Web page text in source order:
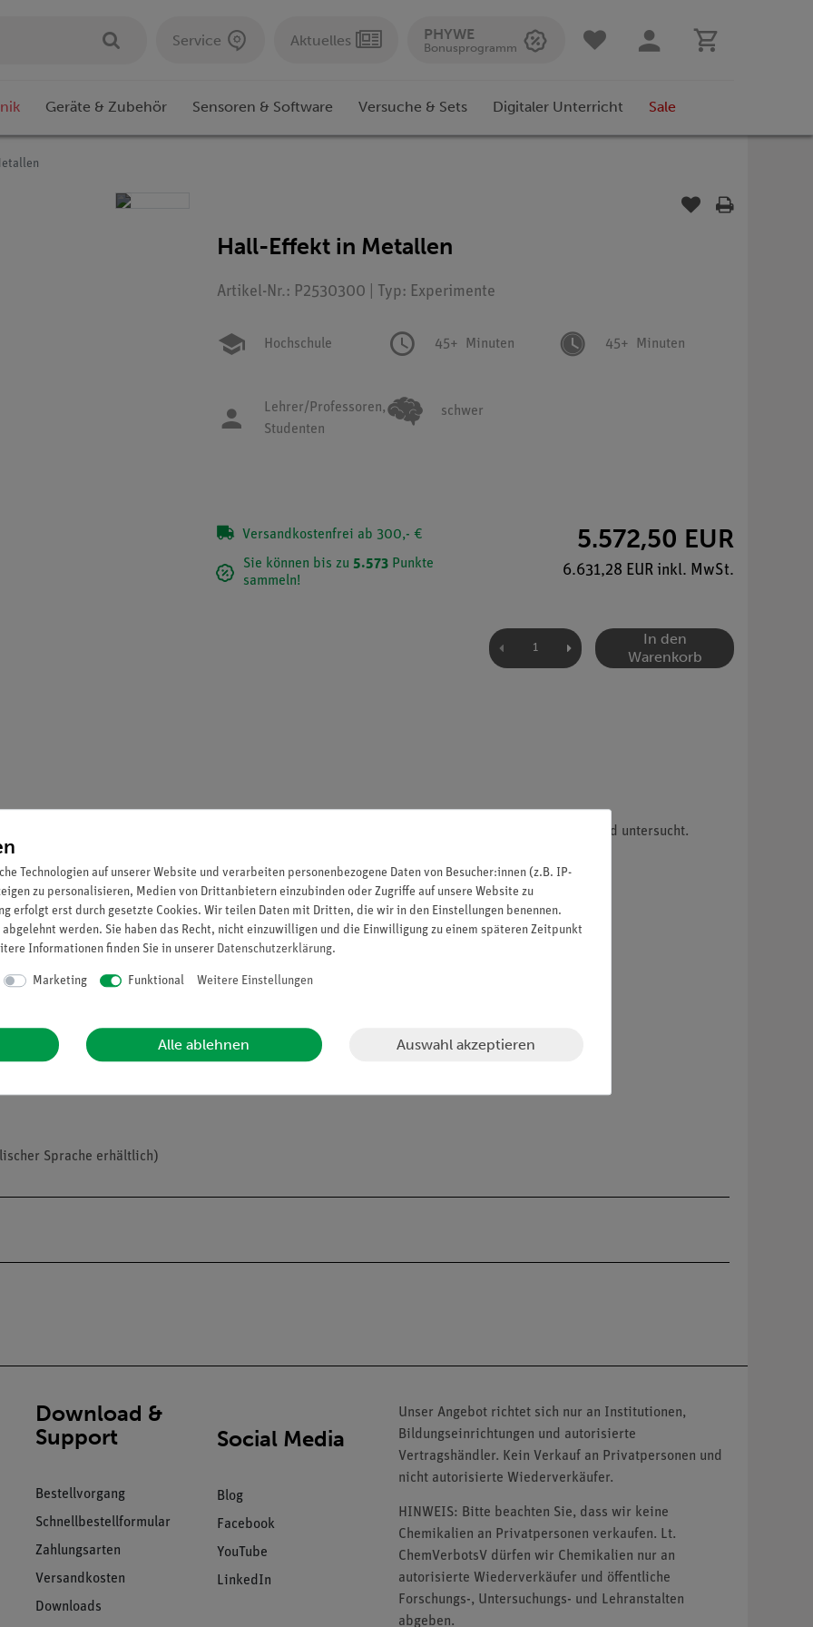
Service Aktuelles PHYWE
Bonusprogramm
Geräte & Zubehör Sensoren & Software Versuche & Sets Digitaler Unterricht Sale
Hall-Effekt in Metallen
Artikel-Nr.: P2530300 | Typ: Experimente
Hochschule 45+ Minuten 45+ Minuten
Lehrer/Professoren,
Studenten
schwer
Versandkostenfrei ab 300,- €
Sie können bis zu 5.573 Punkte
sammeln!
5.572,50 EUR
6.631,28 EUR inkl. MwSt.
In den
Warenkorb
untersucht und der Hall-Koeffizient bestimmt. Der Effekt von Temperatur auf die Hallspannung wird untersucht.
wird gemessen
Stroms und der magnetischen Induktion bestimmt.
auf die Hallspannung untersucht.
Sprache erhältlich)
Download &
Support
Bestellvorgang
Schnellbestellformular
Zahlungsarten
Versandkosten
Downloads
Social Media
Blog
Facebook
YouTube
LinkedIn
Unser Angebot richtet sich nur an Institutionen,
Bildungseinrichtungen und autorisierte
Vertragshändler. Kein Verkauf an Privatpersonen und
nicht autorisierte Wiederverkäufer.
HINWEIS: Bitte beachten Sie, dass wir keine
Chemikalien an Privatpersonen verkaufen. Lt.
ChemVerbotsV dürfen wir Chemikalien nur an
autorisierte Wiederverkäufer und öffentliche
Forschungs-, Untersuchungs- und Lehranstalten
abgeben.
Technologien auf unserer Website und verarbeiten personenbezogene Daten von Besucher:innen (z.B. IP-
zu personalisieren, Medien von Drittanbietern einzubinden oder Zugriffe auf unsere Website zu
erfolgt erst durch gesetzte Cookies. Wir teilen Daten mit Dritten, die wir in den Einstellungen benennen.
werden. Sie haben das Recht, nicht einzuwilligen und die Einwilligung zu einem späteren Zeitpunkt
Informationen finden Sie in unserer Daten­schutz­erklärung.
Marketing Funktional Weitere Einstellungen
Alle ablehnen Auswahl akzeptieren